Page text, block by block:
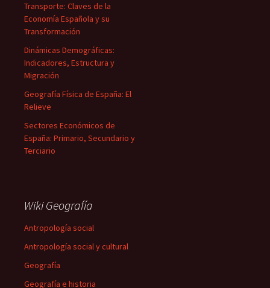
Transporte: Claves de la
Economía Española y su
Transformación
Dinámicas Demográficas:
Indicadores, Estructura y
Migración
Geografía Física de España: El
Relieve
Sectores Económicos de
España: Primario, Secundario y
Terciario
Wiki Geografía
Antropología social
Antropología social y cultural
Geografía
Geografía e historia